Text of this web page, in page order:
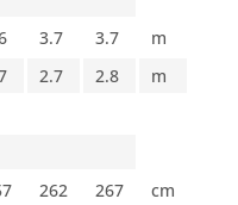
3.7 3.7
m
2.7 2.8
m
262 267 cm